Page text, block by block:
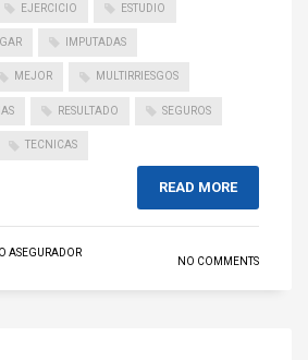
EJERCICIO ESTUDIO
IMPUTADAS
MEJOR MULTIRRIESGOS
RESULTADO SEGUROS
TECNICAS
READ MORE
ASEGURADOR
NO COMMENTS